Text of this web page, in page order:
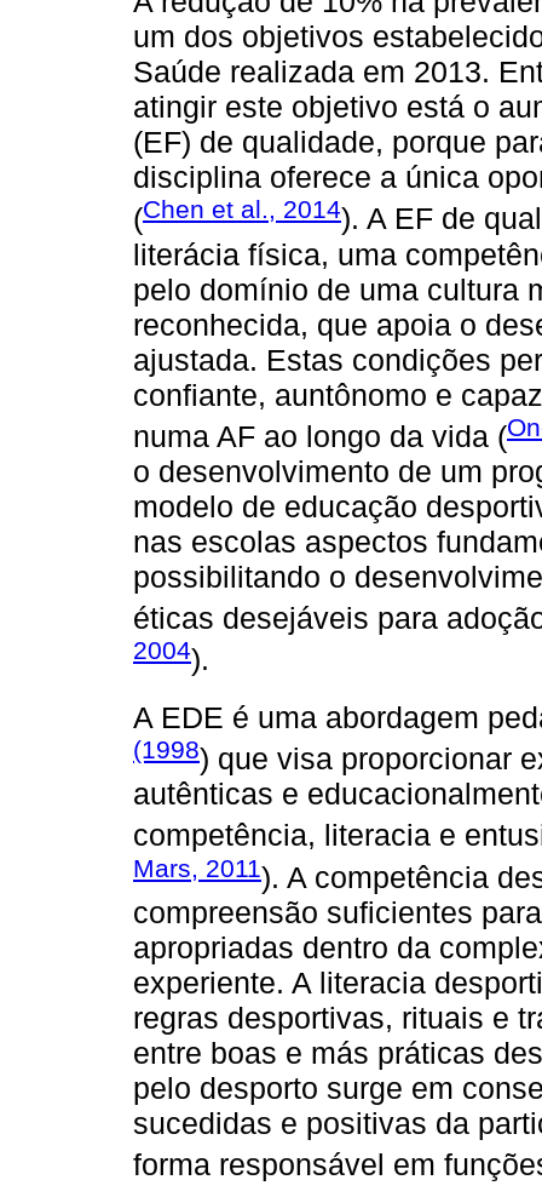
um dos objetivos
Saúde realizada em 2013.
atingir este objetivo está o
(EF) de qualidade, porque
disciplina oferece a única
(Chen et al., 2014). A EF de
literácia física, uma
pelo domínio de uma cultura
reconhecida, que apoia o
ajustada. Estas condições
confiante, auntônomo e
numa AF ao longo da vida (
o desenvolvimento de um
modelo de educação
nas escolas aspectos
possibilitando o
éticas desejáveis para
2004).
A EDE é uma abordagem
(1998) que visa proporcionar
autênticas e
competência, literacia e
Mars, 2011). A competência
compreensão suficientes
apropriadas dentro da
experiente. A literacia
regras desportivas, rituais e
entre boas e más práticas
pelo desporto surge em
sucedidas e positivas da
forma responsável em